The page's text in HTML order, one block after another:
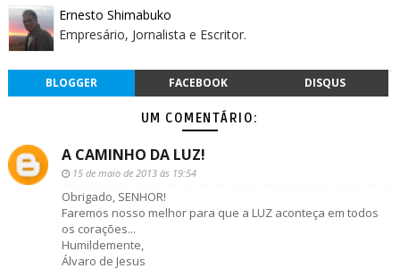
Ernesto Shimabuko
Empresário, Jornalista e Escritor.
BLOGGER FACEBOOK DISQUS
UM COMENTÁRIO:
A CAMINHO DA LUZ!
15 de maio de 2013 às 19:54
Obrigado, SENHOR!
Faremos nosso melhor para que a LUZ aconteça em todos
os corações...
Humildemente,
Álvaro de Jesus